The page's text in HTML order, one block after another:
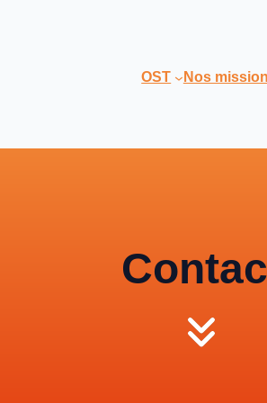
OST Nos